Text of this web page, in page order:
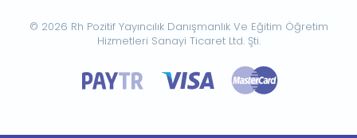
© 2026 Rh Pozitif Yayıncılık Danışmanlık Ve Eğitim Öğretim
Hizmetleri Sanayi Ticaret Ltd. Şti.